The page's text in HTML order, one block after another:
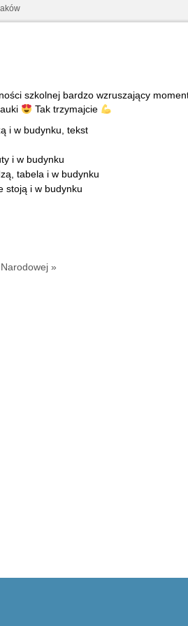
szkolnej bardzo wzruszający
Tak trzymajcie
»